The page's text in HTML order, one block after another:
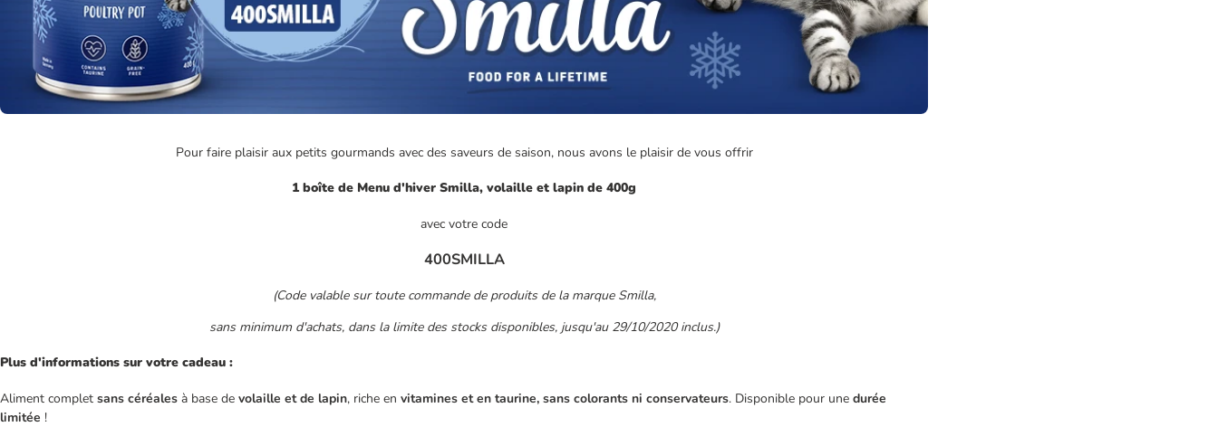
Pour faire plaisir aux petits gourmands avec des saveurs de saison, nous avons le plaisir de vous offrir
1 boîte de Menu d'hiver Smilla, volaille et lapin de 400g
avec votre code
400SMILLA
(Code valable sur toute commande de produits de la marque Smilla,
sans minimum d'achats, dans la limite des stocks disponibles, jusqu'au 29/10/2020 inclus.)
Plus d'informations sur votre cadeau :
Aliment complet sans céréales à base de volaille et de lapin, riche en vitamines et en taurine, sans colorants ni conservateurs. Disponible pour une durée
limitée !